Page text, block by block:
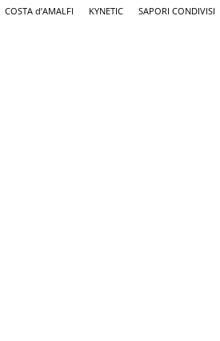
COSTA d’AMALFI KYNETIC SAPORI CONDIVISI